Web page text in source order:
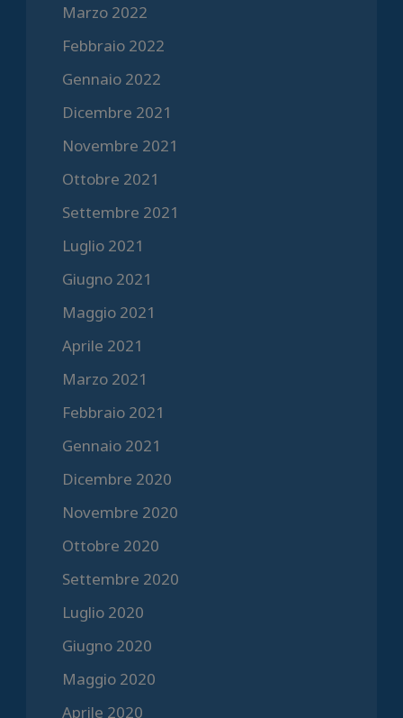
Marzo 2022
Febbraio 2022
Gennaio 2022
Dicembre 2021
Novembre 2021
Ottobre 2021
Settembre 2021
Luglio 2021
Giugno 2021
Maggio 2021
Aprile 2021
Marzo 2021
Febbraio 2021
Gennaio 2021
Dicembre 2020
Novembre 2020
Ottobre 2020
Settembre 2020
Luglio 2020
Giugno 2020
Maggio 2020
Aprile 2020